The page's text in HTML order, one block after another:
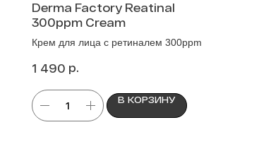
Derma Factory Reatinal
300ppm Cream
Крем для лица с ретиналем 300ppm
1 490 р.
В КОРЗИНУ